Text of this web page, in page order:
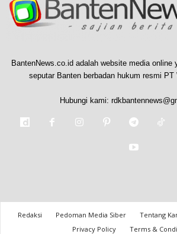
BantenNews.co.id adalah website media online
seputar Banten berbadan hukum resmi
Hubungi kami:
Redaksi Pedoman Media Siber Tentang
Privacy Policy
Terms &